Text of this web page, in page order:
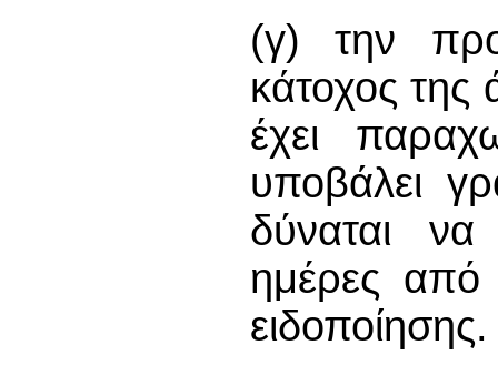
(γ) την
κάτοχος
έχει
υποβάλει
δύναται να
ημέρες από
ειδοποίησης.